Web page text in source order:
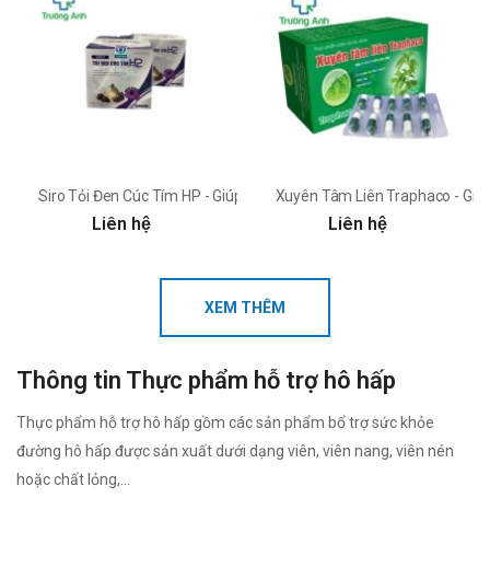
Siro Tỏi Đen Cúc Tím HP - Giúp bổ phế, hỗ trợ giảm ho
Liên hệ
Xuyên Tâm Liên Traphaco -
Liên hệ
XEM THÊM
Thông tin Thực phẩm hỗ trợ hô hấp
Thực phẩm hỗ trợ hô hấp gồm các sản phẩm bổ trợ sức khỏe
đường hô hấp được sản xuất dưới dạng viên, viên nang, viên nén
hoặc chất lỏng,...